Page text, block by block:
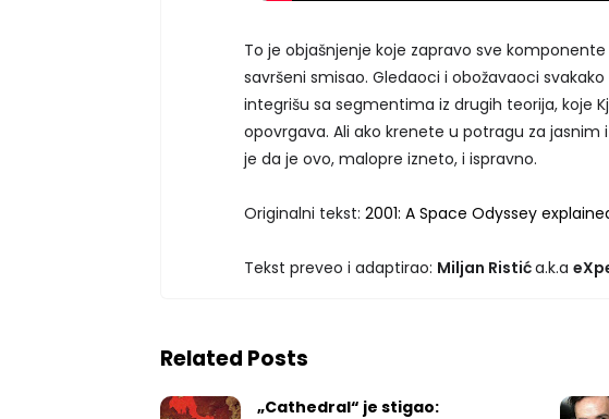
To je objašnjenje koje zapravo sve
savršeni smisao. Gledaoci i obožavaoci
integrišu sa segmentima iz drugih teorija, koje
opovrgava. Ali ako krenete u potragu za
je da je ovo, malopre izneto, i ispravno.
Originalni tekst: 2001: A Space Odyssey
Tekst preveo i adaptirao: Miljan Ristića.k.a
Related Posts
„Cathedral“ je stigao: